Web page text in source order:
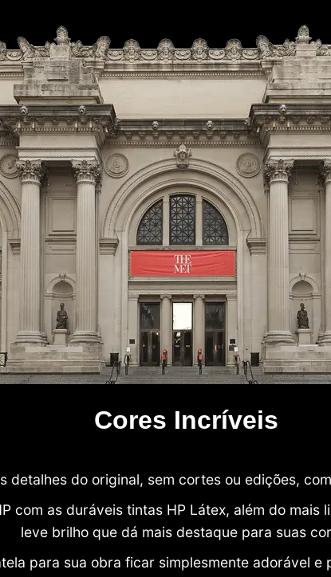
Cores Incríveis
detalhes do original, sem cortes ou edições,
com as duráveis tintas HP Látex, além do mais
leve brilho que dá mais destaque para suas
para sua obra ficar simplesmente adorável e